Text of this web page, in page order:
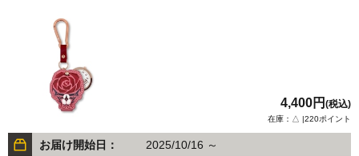
4,400円 (税込)
在庫：△ |220ポイント
お届け開始日： 2025/10/16 ～